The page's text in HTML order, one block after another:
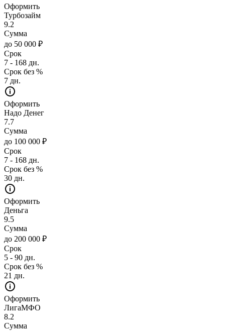
Оформить
Турбозайм
9.2
Сумма
до 50 000 ₽
Срок
7 - 168 дн.
Срок без %
7 дн.
Оформить
Надо Денег
7.7
Сумма
до 100 000 ₽
Срок
7 - 168 дн.
Срок без %
30 дн.
Оформить
Деньга
9.5
Сумма
до 200 000 ₽
Срок
5 - 90 дн.
Срок без %
21 дн.
Оформить
ЛигаМФО
8.2
Сумма